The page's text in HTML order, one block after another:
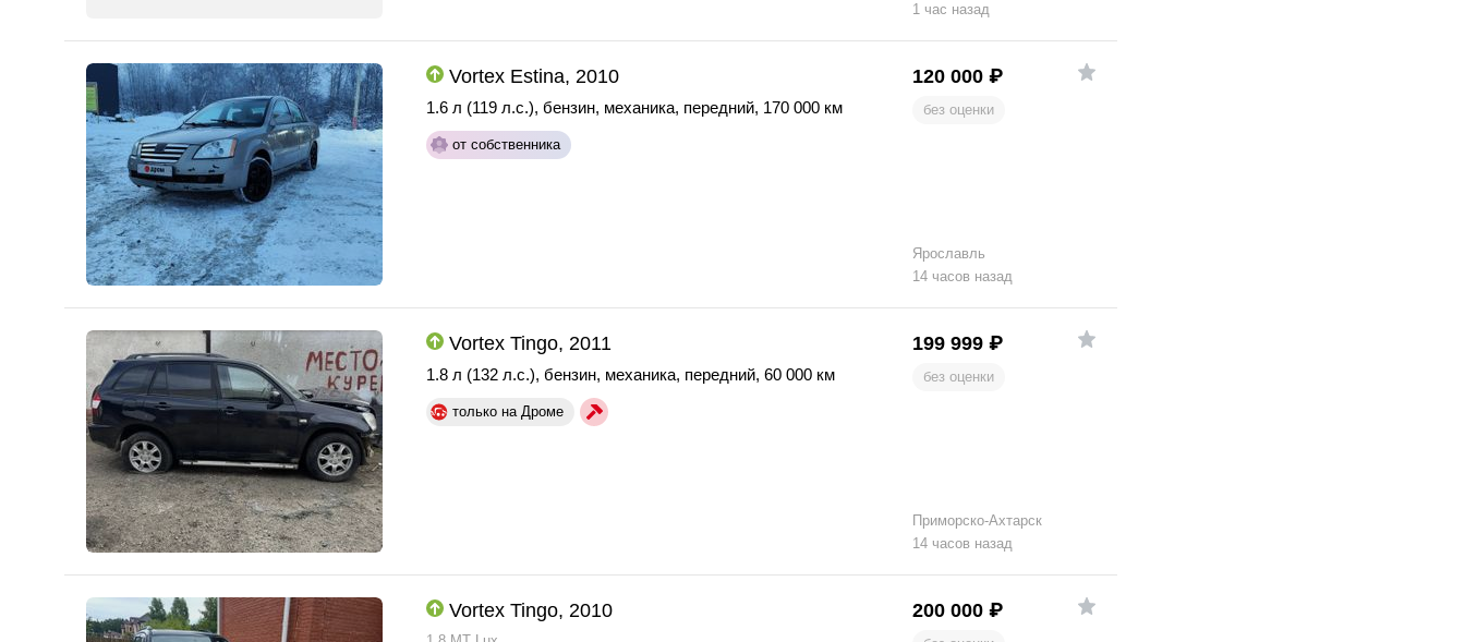
1 час назад
Vortex Estina, 2010
1.6 л (119 л.с.), бензин, механика, передний, 170 000 км
от собственника
120 000 ₽
без оценки
Ярославль
14 часов назад
Vortex Tingo, 2011
1.8 л (132 л.с.), бензин, механика, передний, 60 000 км
только на Дроме
199 999 ₽
без оценки
Приморско-Ахтарск
14 часов назад
Vortex Tingo, 2010 200 000 ₽